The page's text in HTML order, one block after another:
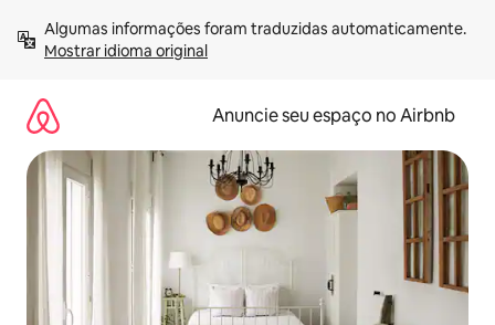
para
Mostrar idioma original
Anuncie seu espaço no Airbnb